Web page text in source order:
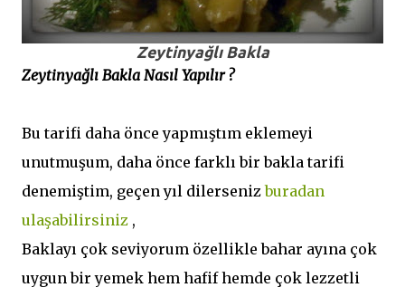
Zeytinyağlı Bakla
Zeytinyağlı Bakla Nasıl Yapılır ?
Bu tarifi daha önce yapmıştım eklemeyi
unutmuşum, daha önce farklı bir bakla tarifi
denemiştim, geçen yıl dilersenizburadan
ulaşabilirsiniz ,
Baklayı çok seviyorum özellikle bahar ayına çok
uygun bir yemek hem hafif hemde çok lezzetli